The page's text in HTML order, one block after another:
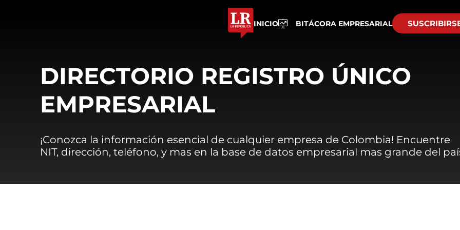
INICIO BITÁCORA EMPRESARIAL
DIRECTORIO REGISTRO ÚNICO
EMPRESARIAL
¡Conozca la información esencial de cualquier empresa de Colombia! Encuentre
NIT, dirección, teléfono, y mas en la base de datos empresarial mas grande del